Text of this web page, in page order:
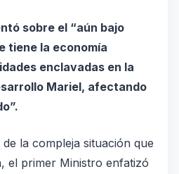
sobre el “aún bajo
tiene la economía
enclavadas en la
Mariel, afectando
la compleja situación que
el primer Ministro enfatizó